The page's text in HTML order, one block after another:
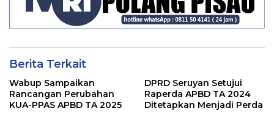
Berita Terkait
Wabup Sampaikan
Rancangan Perubahan
KUA-PPAS APBD TA 2025
DPRD Seruyan Setujui
Raperda APBD TA 2024
Ditetapkan Menjadi Perda